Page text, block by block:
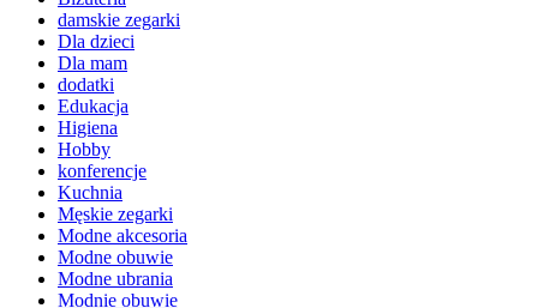
damskie zegarki
Dla dzieci
Dla mam
dodatki
Edukacja
Higiena
Hobby
konferencje
Kuchnia
Męskie zegarki
Modne akcesoria
Modne obuwie
Modne ubrania
Modnie obuwie